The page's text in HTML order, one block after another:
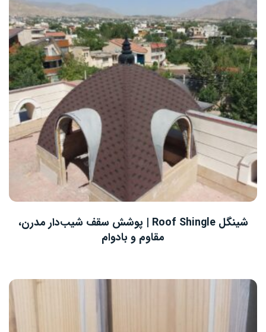
شینگل Roof Shingle | پوشش سقف شیب‌دار مدرن،
مقاوم و بادوام